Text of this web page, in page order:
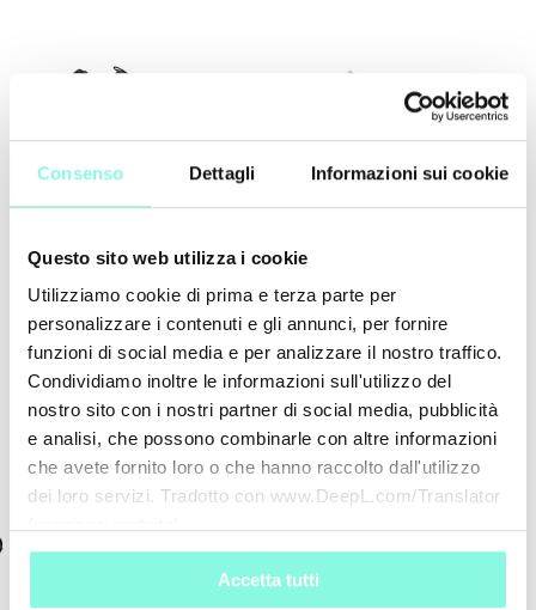
Consenso Dettagli Informazioni sui cookie
Questo sito web utilizza i cookie
Utilizziamo cookie di prima e terza parte per
personalizzare i contenuti e gli annunci, per fornire
funzioni di social media e per analizzare il nostro traffico.
Condividiamo inoltre le informazioni sull'utilizzo del
nostro sito con i nostri partner di social media, pubblicità
e analisi, che possono combinarle con altre informazioni
che avete fornito loro o che hanno raccolto dall'utilizzo
dei loro servizi. Tradotto con www.DeepL.com/Translator
Accetta tutti
Nazione
SHIPPING TO
CONFIRM EDIT
sneakers
€ 170,00 -25% € 128,00
sneakers
€ 180,00